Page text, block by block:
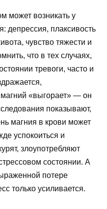
может возникать у
депрессия, плаксивость
чувство тяжести и
что в тех случаях,
тревоги, часто и
«выгорает» — он
показывают,
магния в крови может
успокоиться и
злоупотребляют
состоянии. А
потере
только усиливается.